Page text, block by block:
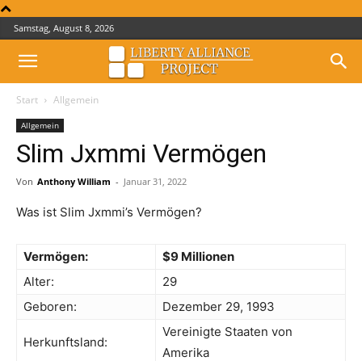
Samstag, August 8, 2026
Start Allgemein
Allgemein
Slim Jxmmi Vermögen
Von Anthony William - Januar 31, 2022
Was ist Slim Jxmmi’s Vermögen?
Vermögen:
$9 Millionen
Alter:
29
Geboren:
Dezember 29, 1993
Herkunftsland:
Vereinigte Staaten von
Amerika